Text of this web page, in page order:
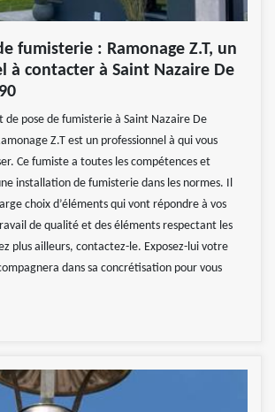
fumisterie : Ramonage Z.T, un
à contacter à Saint Nazaire De
de pose de fumisterie à Saint Nazaire De
Z.T est un professionnel à qui vous
Ce fumiste a toutes les compétences et
installation de fumisterie dans les normes. Il
choix d’éléments qui vont répondre à vos
de qualité et des éléments respectant les
plus ailleurs, contactez-le. Exposez-lui votre
dans sa concrétisation pour vous